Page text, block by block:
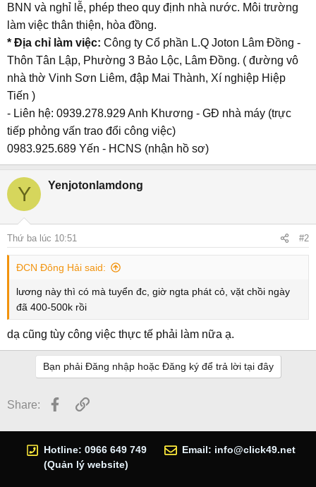
BNN và nghỉ lễ, phép theo quy định nhà nước. Môi trường
làm việc thân thiện, hòa đồng.
* Địa chỉ làm việc: Công ty Cổ phần L.Q Joton Lâm Đồng -
Thôn Tân Lập, Phường 3 Bảo Lộc, Lâm Đồng. ( đường vô
nhà thờ Vinh Sơn Liêm, đập Mai Thành, Xí nghiệp Hiệp
Tiến )
- Liên hệ: 0939.278.929 Anh Khương - GĐ nhà máy (trực
tiếp phỏng vấn trao đổi công việc)
0983.925.689 Yến - HCNS (nhận hồ sơ)
Y Yenjotonlamdong
Thứ ba lúc 10:51 #2
ĐCN Đông Hải said:
lương này thì có mà tuyển đc, giờ ngta phát cỏ, vặt chồi ngày
đã 400-500k rồi
dạ cũng tùy công việc thực tế phải làm nữa ạ.
Bạn phải Đăng nhập hoặc Đăng ký để trả lời tại đây
Share: Facebook
Link
Hotline: 0966 649 749
(Quản lý website)
Email: info@click49.net